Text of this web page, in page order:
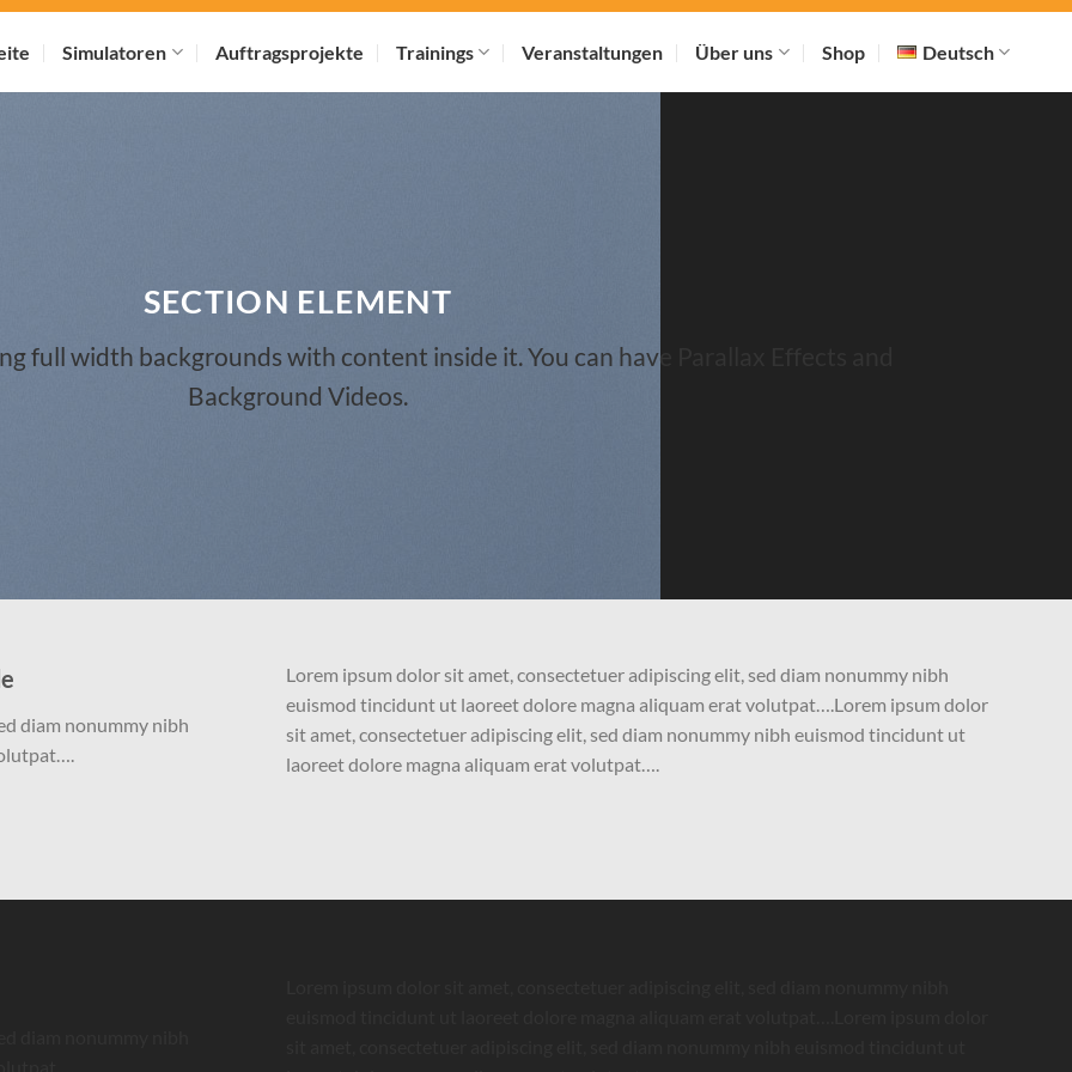
Simulatoren Auftragsprojekte Trainings Veranstaltungen Über uns Shop Deutsch
SECTION ELEMENT
full width backgrounds with content inside it. You can have Parallax Effects and
Background Videos.
diam nonummy nibh
Lorem ipsum dolor sit amet, consectetuer adipiscing elit, sed diam nonummy nibh
euismod tincidunt ut laoreet dolore magna aliquam erat volutpat….Lorem ipsum dolor
sit amet, consectetuer adipiscing elit, sed diam nonummy nibh euismod tincidunt ut
laoreet dolore magna aliquam erat volutpat….